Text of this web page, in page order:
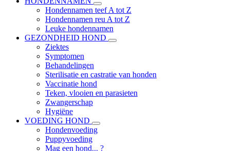
Hondennamen teef A tot Z
Hondennamen reu A tot Z
Leuke hondennamen
GEZONDHEID HOND
Ziektes
Symptomen
Behandelingen
Sterilisatie en castratie van honden
Vaccinatie hond
Teken, vlooien en parasieten
Zwangerschap
Hygiëne
VOEDING HOND
Hondenvoeding
Puppyvoeding
Mag een hond... ?